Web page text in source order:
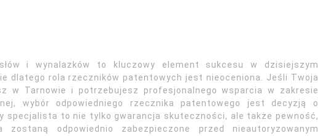
i wynalazków to kluczowy element sukcesu w dzisiejszym
dlatego rola rzeczników patentowych jest nieoceniona. Jeśli Twoja
w Tarnowie i potrzebujesz profesjonalnego wsparcia w zakresie
wybór odpowiedniego rzecznika patentowego jest decyzją o
specjalista to nie tylko gwarancja skuteczności, ale także pewność,
odpowiednio zabezpieczone przed nieautoryzowanym